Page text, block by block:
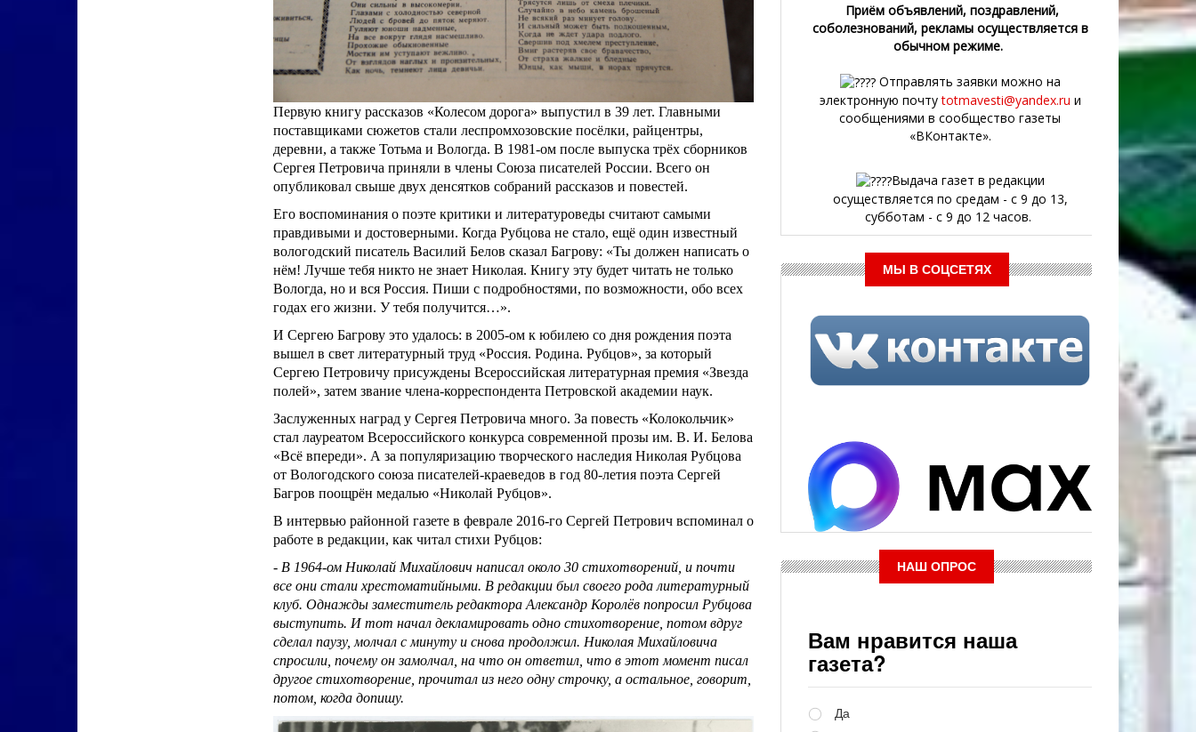
Первую книгу рассказов «Колесом дорога» выпустил в 39 лет. Главными
поставщиками сюжетов стали леспромхозовские посёлки, райцентры,
деревни, а также Тотьма и Вологда. В 1981-ом после выпуска трёх сборников
Сергея Петровича приняли в члены Союза писателей России. Всего он
опубликовал свыше двух денсятков собраний рассказов и повестей.
Его воспоминания о поэте критики и литературоведы считают самыми
правдивыми и достоверными. Когда Рубцова не стало, ещё один известный
вологодский писатель Василий Белов сказал Багрову: «Ты должен написать о
нём! Лучше тебя никто не знает Николая. Книгу эту будет читать не только
Вологда, но и вся Россия. Пиши с подробностями, по возможности, обо всех
годах его жизни. У тебя получится…».
И Сергею Багрову это удалось: в 2005-ом к юбилею со дня рождения поэта
вышел в свет литературный труд «Россия. Родина. Рубцов», за который
Сергею Петровичу присуждены Всероссийская литературная премия «Звезда
полей», затем звание члена-корреспондента Петровской академии наук.
Заслуженных наград у Сергея Петровича много. За повесть «Колокольчик»
стал лауреатом Всероссийского конкурса современной прозы им. В. И. Белова
«Всё впереди». А за популяризацию творческого наследия Николая Рубцова
от Вологодского союза писателей-краеведов в год 80-летия поэта Сергей
Багров поощрён медалью «Николай Рубцов».
В интервью районной газете в феврале 2016-го Сергей Петрович вспоминал о
работе в редакции, как читал стихи Рубцов:
- В 1964-ом Николай Михайлович написал около 30 стихотворений, и почти
все они стали хрестоматийными. В редакции был своего рода литературный
клуб. Однажды заместитель редактора Александр Королёв попросил Рубцова
выступить. И тот начал декламировать одно стихотворение, потом вдруг
сделал паузу, молчал с минуту и снова продолжил. Николая Михайловича
спросили, почему он замолчал, на что он ответил, что в этот момент писал
другое стихотворение, прочитал из него одну строчку, а остальное, говорит,
потом, когда допишу.
Приём объявлений, поздравлений,
соболезнований, рекламы осуществляется в
обычном режиме.
Отправлять заявки можно на
электронную почтуtotmavesti@yandex.ru и
сообщениями в сообщество газеты
«ВКонтакте».
Выдача газет в редакции
осуществляется по средам - с 9 до 13,
субботам - с 9 до 12 часов.
МЫ В СОЦСЕТЯХ
НАШ ОПРОС
Вам нравится наша
газета?
Да